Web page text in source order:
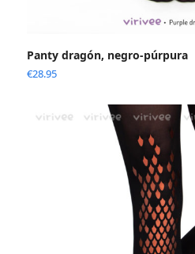
Panty dragón, negro-púrpura
€28.95